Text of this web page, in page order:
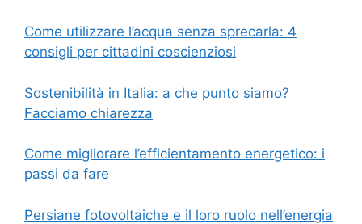
Come utilizzare l’acqua senza sprecarla: 4
consigli per cittadini coscienziosi
Sostenibilità in Italia: a che punto siamo?
Facciamo chiarezza
Come migliorare l’efficientamento energetico: i
passi da fare
Persiane fotovoltaiche e il loro ruolo nell’energia